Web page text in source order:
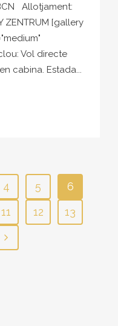
Allotjament:
ZENTRUM [gallery
Vol directe
cabina. Estada...
4 5
6
11 12
13